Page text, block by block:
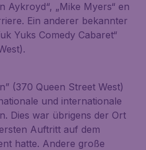
Aykroyd“, „Mike Myers“ en
Ein anderer bekannter
Yuks Comedy Cabaret“
(370 Queen Street West)
und internationale
Dies war übrigens der Ort
Auftritt auf dem
hatte. Andere große